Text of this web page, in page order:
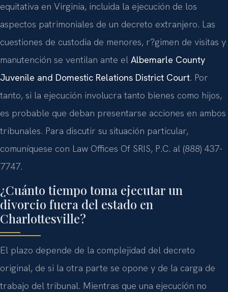
equitativa en Virginia, incluida la ejecución de los
aspectos patrimoniales de un decreto extranjero. Las
cuestiones de custodia de menores, r?gimen de visitas y
manutención se ventilan ante el Albemarle County
Juvenile and Domestic Relations District Court. Por
tanto, si la ejecución involucra tanto bienes como hijos,
es probable que deban presentarse acciones en ambos
tribunales. Para discutir su situación particular,
comuníquese con Law Offices Of SRIS, P.C. al (888) 437-
7747.
¿Cuánto tiempo toma ejecutar un
divorcio fuera del estado en
Charlottesville?
El plazo depende de la complejidad del decreto
original, de si la otra parte se opone y de la carga de
trabajo del tribunal. Mientras que una ejecución no